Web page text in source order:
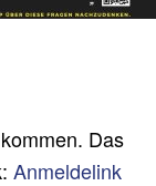
Das
Anmeldelink